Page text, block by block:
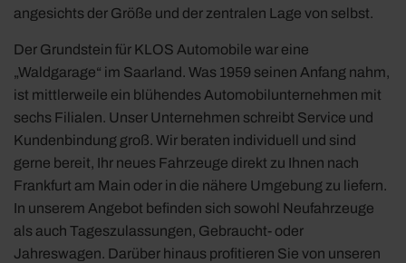
angesichts der Größe und der zentralen Lage von selbst.
Der Grundstein für KLOS Automobile war eine
„Waldgarage“ im Saarland. Was 1959 seinen Anfang nahm,
ist mittlerweile ein blühendes Automobilunternehmen mit
sechs Filialen. Unser Unternehmen schreibt Service und
Kundenbindung groß. Wir beraten individuell und sind
gerne bereit, Ihr neues Fahrzeuge direkt zu Ihnen nach
Frankfurt am Main oder in die nähere Umgebung zu liefern.
In unserem Angebot befinden sich sowohl Neufahrzeuge
als auch Tageszulassungen, Gebraucht- oder
Jahreswagen. Darüber hinaus profitieren Sie von unseren